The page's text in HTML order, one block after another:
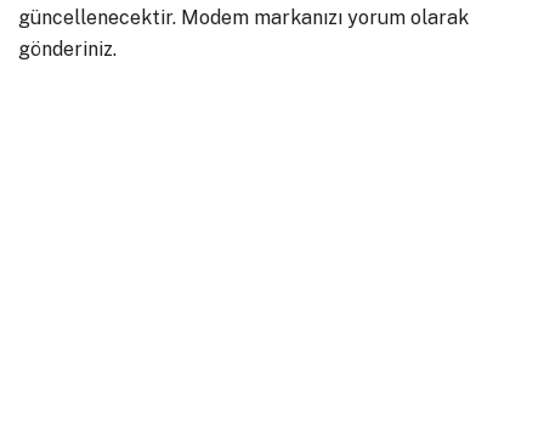
güncellenecektir. Modem markanızı yorum olarak
gönderiniz.